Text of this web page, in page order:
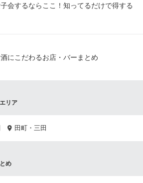
会するならここ！知ってるだけで得する
にこだわるお店・バーまとめ
リア
田町・三田
め